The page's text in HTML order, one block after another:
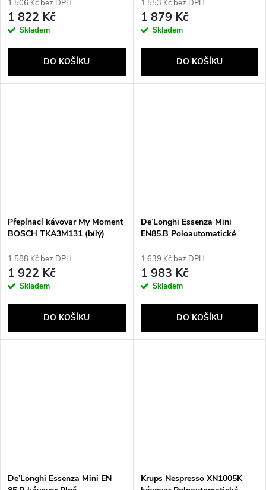
1 506 Kč bez DPH
1 822 Kč
Skladem
DO KOŠÍKU
1 553 Kč bez DPH
1 879 Kč
Skladem
DO KOŠÍKU
Přepínací kávovar My Moment
BOSCH TKA3M131 (bílý)
1 588 Kč bez DPH
1 922 Kč
Skladem
DO KOŠÍKU
De’Longhi Essenza Mini
EN85.B Poloautomatické
1 639 Kč bez DPH
1 983 Kč
Skladem
DO KOŠÍKU
De’Longhi Essenza Mini EN
Krups Nespresso XN1005K